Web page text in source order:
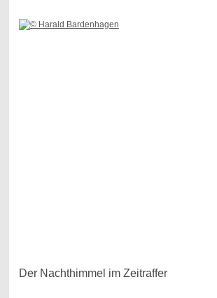
Der Nachthimmel im Zeitraffer